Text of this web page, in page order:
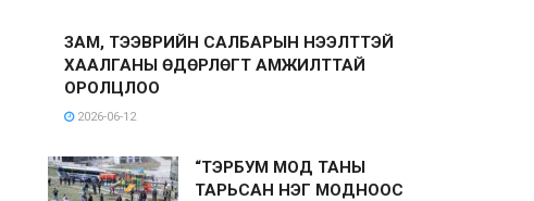
ЗАМ, ТЭЭВРИЙН САЛБАРЫН НЭЭЛТТЭЙ
ХААЛГАНЫ ӨДӨРЛӨГТ АМЖИЛТТАЙ
ОРОЛЦЛОО
2026-06-12
“ТЭРБУМ МОД ТАНЫ
ТАРЬСАН НЭГ МОДНООС